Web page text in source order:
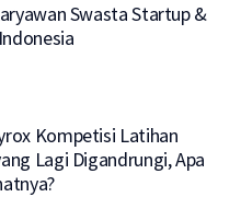
Swasta Startup &
Kompetisi Latihan
Lagi Digandrungi, Apa